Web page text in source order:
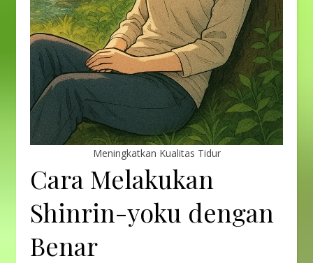
Meningkatkan Kualitas Tidur
Cara Melakukan
Shinrin-yoku dengan
Benar